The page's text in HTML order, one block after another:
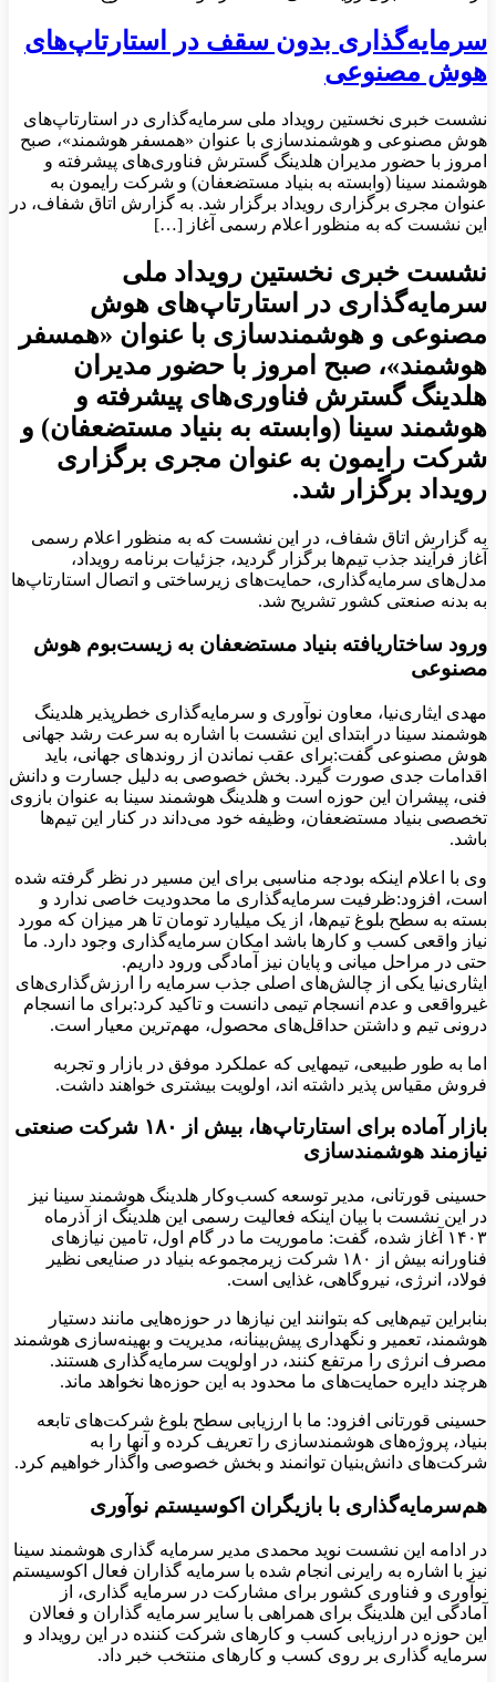
سرمایه‌گذاری بدون سقف در استارتاپ‌های
هوش مصنوعی
نشست خبری نخستین رویداد ملی سرمایه‌گذاری در استارتاپ‌های
هوش مصنوعی و هوشمندسازی با عنوان «همسفر هوشمند»، صبح
امروز با حضور مدیران هلدینگ گسترش فناوری‌های پیشرفته و
هوشمند سینا (وابسته به بنیاد مستضعفان) و شرکت رایمون به
عنوان مجری برگزاری رویداد برگزار شد. به گزارش اتاق شفاف، در
این نشست که به منظور اعلام رسمی آغاز […]
نشست خبری نخستین رویداد ملی
سرمایه‌گذاری در استارتاپ‌های هوش
مصنوعی و هوشمندسازی با عنوان «همسفر
هوشمند»، صبح امروز با حضور مدیران
هلدینگ گسترش فناوری‌های پیشرفته و
هوشمند سینا (وابسته به بنیاد مستضعفان) و
شرکت رایمون به عنوان مجری برگزاری
رویداد برگزار شد.
به گزارش اتاق شفاف، در این نشست که به منظور اعلام رسمی
آغاز فرآیند جذب تیم‌ها برگزار گردید، جزئیات برنامه رویداد،
مدل‌های سرمایه‌گذاری، حمایت‌های زیرساختی و اتصال استارتاپ‌ها
به بدنه صنعتی کشور تشریح شد.
ورود ساختاریافته بنیاد مستضعفان به زیست‌بوم هوش
مصنوعی
مهدی ایثاری‌نیا، معاون نوآوری و سرمایه‌گذاری خطرپذیر هلدینگ
هوشمند سینا در ابتدای این نشست با اشاره به سرعت رشد جهانی
هوش مصنوعی گفت:برای عقب نماندن از روندهای جهانی، باید
اقدامات جدی صورت گیرد. بخش خصوصی به دلیل جسارت و دانش
فنی، پیشران این حوزه است و هلدینگ هوشمند سینا به عنوان بازوی
تخصصی بنیاد مستضعفان، وظیفه خود می‌داند در کنار این تیم‌ها
باشد.
وی با اعلام اینکه بودجه مناسبی برای این مسیر در نظر گرفته شده
است، افزود:ظرفیت سرمایه‌گذاری ما محدودیت خاصی ندارد و
بسته به سطح بلوغ تیم‌ها، از یک میلیارد تومان تا هر میزان که مورد
نیاز واقعی کسب و کارها باشد امکان سرمایه‌گذاری وجود دارد. ما
حتی در مراحل میانی و پایان نیز آمادگی ورود داریم.
ایثاری‌نیا یکی از چالش‌های اصلی جذب سرمایه را ارزش‌گذاری‌های
غیرواقعی و عدم انسجام تیمی دانست و تاکید کرد:برای ما انسجام
درونی تیم و داشتن حداقل‌های محصول، مهم‌ترین معیار است.
اما به طور طبیعی، تیمهایی که عملکرد موفق در بازار و تجربه
فروش مقیاس پذیر داشته اند، اولویت بیشتری خواهند داشت.
بازار آماده برای استارتاپ‌ها، بیش از ۱۸۰ شرکت صنعتی
نیازمند هوشمندسازی
حسینی قورتانی، مدیر توسعه کسب‌وکار هلدینگ هوشمند سینا نیز
در این نشست با بیان اینکه فعالیت رسمی این هلدینگ از آذرماه
۱۴۰۳ آغاز شده، گفت: ماموریت ما در گام اول، تامین نیازهای
فناورانه بیش از ۱۸۰ شرکت زیرمجموعه بنیاد در صنایعی نظیر
فولاد، انرژی، نیروگاهی، غذایی است.
بنابراین تیم‌هایی که بتوانند این نیازها در حوزه‌هایی مانند دستیار
هوشمند، تعمیر و نگهداری پیش‌بینانه، مدیریت و بهینه‌سازی هوشمند
مصرف انرژی را مرتفع کنند، در اولویت سرمایه‌گذاری هستند.
هرچند دایره حمایت‌های ما محدود به این حوزه‌ها نخواهد ماند.
حسینی قورتانی افزود: ما با ارزیابی سطح بلوغ شرکت‌های تابعه
بنیاد، پروژه‌های هوشمندسازی را تعریف کرده و آنها را به
شرکت‌های دانش‌بنیان توانمند و بخش خصوصی واگذار خواهیم کرد.
هم‌سرمایه‌گذاری با بازیگران اکوسیستم نوآوری
در ادامه این نشست نوید محمدی مدیر سرمایه گذاری هوشمند سینا
نیز با اشاره به رایرنی انجام شده با سرمایه گذاران فعال اکوسیستم
نوآوری و فناوری کشور برای مشارکت در سرمایه گذاری، از
آمادگی این هلدینگ برای همراهی با سایر سرمایه گذاران و فعالان
این حوزه در ارزیابی کسب و کارهای شرکت کننده در این رویداد و
سرمایه گذاری بر روی کسب و کارهای منتخب خبر داد.